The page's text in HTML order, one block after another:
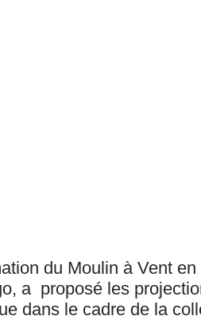
du Moulin à Vent
a proposé les
dans le cadre de la